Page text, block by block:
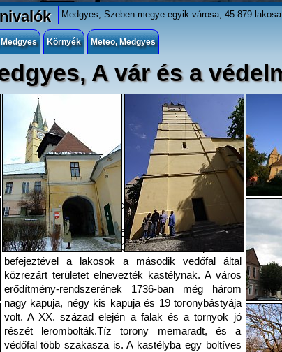
Medgyes, Szeben megye egyik városa, 45.879
Környék Meteo, Medgyes
A vár és a
Medgyes vára, a védelmi redszerrel ellátott
templom valószínűleg a XII. század első felében
épült, a három erős védőfalal pedig Mátyás király
rendeletére 1490 és 1534 között. Az építkezés
befejeztével a lakosok a második vedőfal által
közrezárt területet elnevezték kastélynak. A város
erődítmény-rendszerének 1736-ban még három
nagy kapuja, négy kis kapuja és 19 toronybástyája
volt. A XX. század elején a falak és a tornyok jó
részét lerombolták.Tíz torony memaradt, és a
védőfal több szakasza is. A kastélyba egy boltíves